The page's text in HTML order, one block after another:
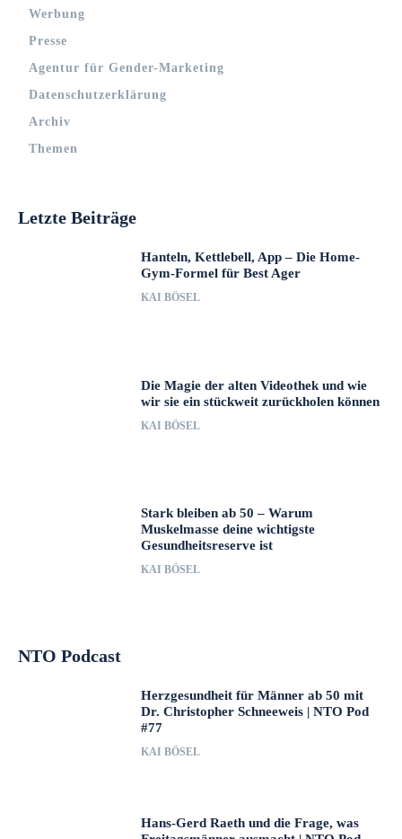
Werbung
Presse
Agentur für Gender-Marketing
Datenschutzerklärung
Archiv
Themen
Letzte Beiträge
Hanteln, Kettlebell, App – Die Home-
Gym-Formel für Best Ager
KAI BÖSEL
Die Magie der alten Videothek und wie
wir sie ein stückweit zurückholen können
KAI BÖSEL
Stark bleiben ab 50 – Warum
Muskelmasse deine wichtigste
Gesundheitsreserve ist
KAI BÖSEL
NTO Podcast
Herzgesundheit für Männer ab 50 mit
Dr. Christopher Schneeweis | NTO Pod
#77
KAI BÖSEL
Hans-Gerd Raeth und die Frage, was